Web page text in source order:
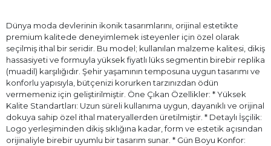
Dünya moda devlerinin ikonik tasarımlarını, orijinal estetikte
premium kalitede deneyimlemek isteyenler için özel olarak
seçilmiş ithal bir seridir. Bu model; kullanılan malzeme kalitesi, dikiş
hassasiyeti ve formuyla yüksek fiyatlı lüks segmentin birebir replika
(muadil) karşılığıdır. Şehir yaşamının temposuna uygun tasarımı ve
konforlu yapısıyla, bütçenizi korurken tarzınızdan ödün
vermemeniz için geliştirilmiştir. Öne Çıkan Özellikler: * Yüksek
Kalite Standartları: Uzun süreli kullanıma uygun, dayanıklı ve orijinal
dokuya sahip özel ithal materyallerden üretilmiştir. * Detaylı İşçilik:
Logo yerleşiminden dikiş sıklığına kadar, form ve estetik açısından
orijinaliyle birebir uyumlu bir tasarım sunar. * Gün Boyu Konfor: